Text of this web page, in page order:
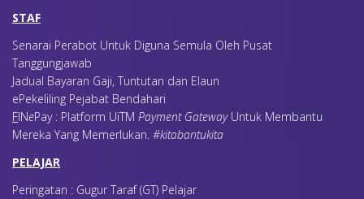
STAF
Senarai Perabot Untuk Diguna Semula Oleh Pusat
Tanggungjawab
Jadual Bayaran Gaji, Tuntutan dan Elaun
ePekeliling Pejabat Bendahari
FINePay : Platform UiTM Payment GatewayUntuk Membantu
Mereka Yang Memerlukan. #kitabantukita
PELAJAR
Peringatan : Gugur Taraf (GT) Pelajar